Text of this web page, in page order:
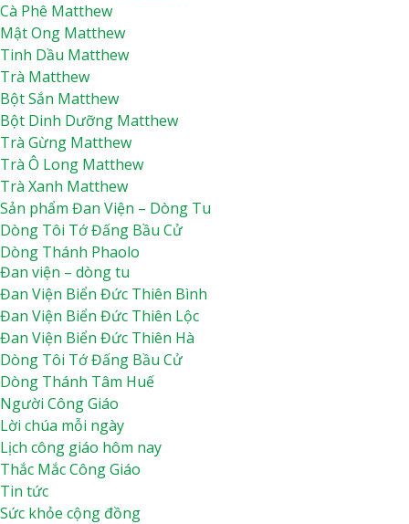
Cà Phê Matthew
Mật Ong Matthew
Tinh Dầu Matthew
Trà Matthew
Bột Sắn Matthew
Bột Dinh Dưỡng Matthew
Trà Gừng Matthew
Trà Ô Long Matthew
Trà Xanh Matthew
Sản phẩm Đan Viện – Dòng Tu
Dòng Tôi Tớ Đấng Bầu Cử
Dòng Thánh Phaolo
Dòng Thánh Tâm Huế
Đan Viện Biển Đức Thiên Lộc
Đan Viện Biển Đức Thiên Bình
Đan Viện Biển Đức Thiên Hà
Đan viện Thiên An
Tu Hội Nô Tỳ Thiên Chúa
Tu Viện Nữ Vương Hòa Bình
Cô Nhi Viện Thánh An Bùi Chu
Trung Tâm Khiếm Thị Nhật Hồng
Đan viện – dòng tu
Đan Viện Biển Đức Thiên Bình
Đan Viện Biển Đức Thiên Lộc
Đan Viện Biển Đức Thiên Hà
Dòng Tôi Tớ Đấng Bầu Cử
Dòng Thánh Tâm Huế
Người Công Giáo
Lời chúa mỗi ngày
Lịch công giáo hôm nay
Thắc Mắc Công Giáo
Tin tức
Sức khỏe cộng đồng